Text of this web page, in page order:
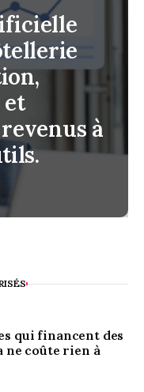
à
qui financent des
ne coûte rien à